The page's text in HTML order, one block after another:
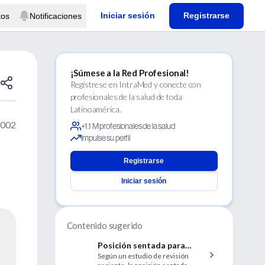
Notificaciones Iniciar sesión Registrarse
¡Súmese a la Red Profesional!
Regístrese en IntraMed y conecte con
profesionales de la salud de toda
Latinoamérica.
+1.1 M profesionales de la salud
Impulse su perfil
Registrarse
Iniciar sesión
Contenido sugerido
Posición sentada para
neurocirugía en niños
Según un estudio de revisión